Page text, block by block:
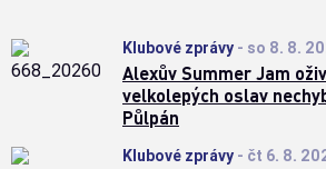
Klubové zprávy - so 8. 8.
Alexův Summer Jam
velkolepých oslav
Půlpán
Klubové zprávy - čt 6. 8.